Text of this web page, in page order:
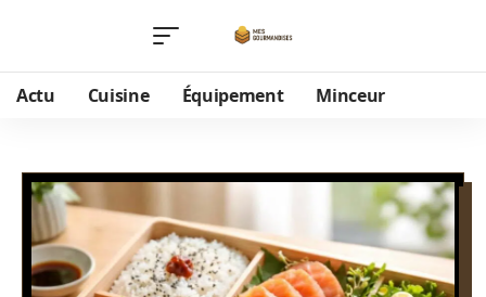
Actu Cuisine Équipement Minceur